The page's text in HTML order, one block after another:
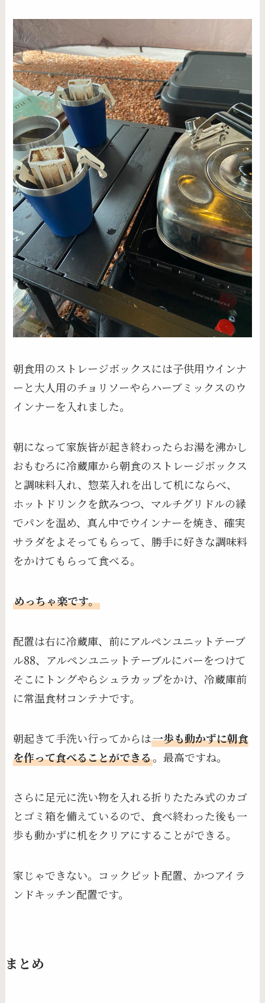
朝食用のストレージボックスには子供用ウインナ
ーと大人用のチョリソーやらハーブミックスのウ
インナーを入れました。
朝になって家族皆が起き終わったらお湯を沸かし
おもむろに冷蔵庫から朝食のストレージボックス
と調味料入れ、惣菜入れを出して机にならべ、
ホットドリンクを飲みつつ、マルチグリドルの縁
でパンを温め、真ん中でウインナーを焼き、確実
サラダをよそってもらって、勝手に好きな調味料
をかけてもらって食べる。
めっちゃ楽です。
配置は右に冷蔵庫、前にアルペンユニットテーブ
ル88、アルペンユニットテーブルにバーをつけて
そこにトングやらシュラカップをかけ、冷蔵庫前
に常温食材コンテナです。
朝起きて手洗い行ってからは一歩も動かずに朝食
を作って食べることができる。最高ですね。
さらに足元に洗い物を入れる折りたたみ式のカゴ
とゴミ箱を備えているので、食べ終わった後も一
歩も動かずに机をクリアにすることができる。
家じゃできない。コックピット配置、かつアイラ
ンドキッチン配置です。
まとめ